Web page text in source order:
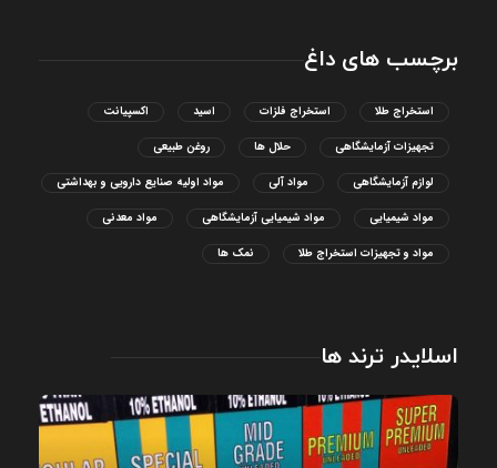
برچسب های داغ
استخراج طلا استخراج فلزات اسید اکسپیانت
تجهیزات آزمایشگاهی حلال ها روغن طبیعی
لوازم آزمایشگاهی مواد آلی مواد اولیه صنایع دارویی و بهداشتی
مواد شیمیایی مواد شیمیایی آزمایشگاهی مواد معدنی
مواد و تجهیزات استخراج طلا نمک ها
اسلایدر ترند ها